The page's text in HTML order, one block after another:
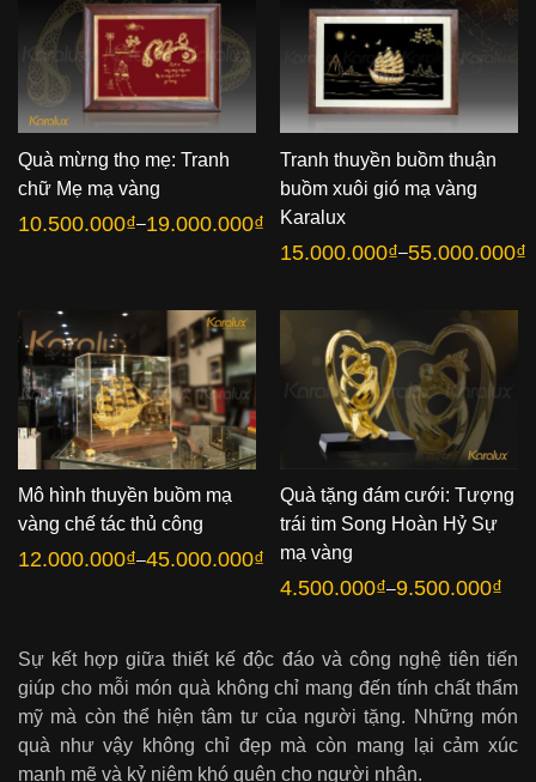
Quà mừng thọ mẹ: Tranh
chữ Mẹ mạ vàng
10.500.000₫–19.000.000₫
Khoảng
19.000.000₫
Tranh thuyền buồm thuận
buồm xuôi gió mạ vàng
Karalux
15.000.000₫–55.000.000₫
Khoảng
55.000.000₫
Mô hình thuyền buồm mạ
vàng chế tác thủ công
12.000.000₫–45.000.000₫
Khoảng
Quà tặng đám cưới: Tượng
trái tim Song Hoàn Hỷ Sự
mạ vàng
4.500.000₫–9.500.000₫
Khoảng
đến
Sự kết hợp giữa thiết kế độc đáo và công nghệ tiên tiến
giúp cho mỗi món quà không chỉ mang đến tính chất thẩm
mỹ mà còn thể hiện tâm tư của người tặng. Những món
quà như vậy không chỉ đẹp mà còn mang lại cảm xúc
mạnh mẽ và kỷ niệm khó quên cho người nhận.